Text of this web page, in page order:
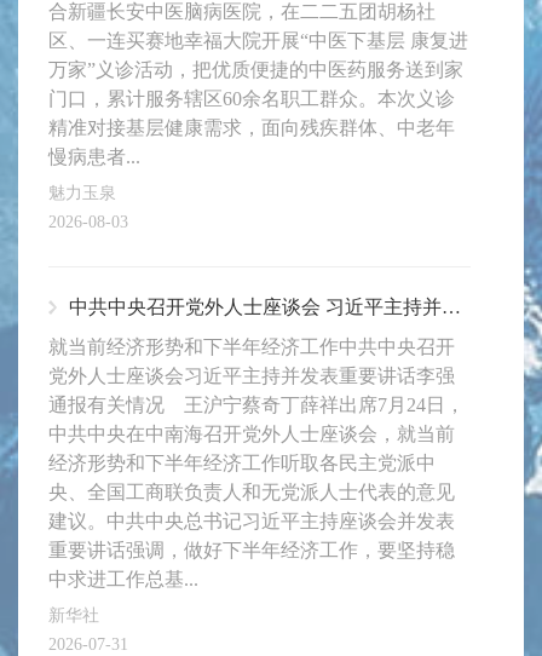
合新疆长安中医脑病医院，在二二五团胡杨社
区、一连买赛地幸福大院开展“中医下基层 康复进
万家”义诊活动，把优质便捷的中医药服务送到家
门口，累计服务辖区60余名职工群众。本次义诊
精准对接基层健康需求，面向残疾群体、中老年
慢病患者...
魅力玉泉
2026-08-03
中共中央召开党外人士座谈会 习近平主持并发表重要讲话
就当前经济形势和下半年经济工作中共中央召开
党外人士座谈会习近平主持并发表重要讲话李强
通报有关情况 王沪宁蔡奇丁薛祥出席7月24日，
中共中央在中南海召开党外人士座谈会，就当前
经济形势和下半年经济工作听取各民主党派中
央、全国工商联负责人和无党派人士代表的意见
建议。中共中央总书记习近平主持座谈会并发表
重要讲话强调，做好下半年经济工作，要坚持稳
中求进工作总基...
新华社
2026-07-31